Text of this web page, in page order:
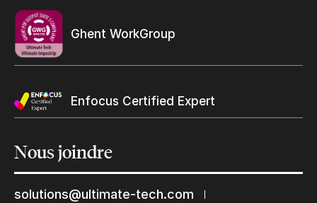
Ghent WorkGroup
Enfocus Certified Expert
Nousjoindre
solutions@ultimate-tech.com